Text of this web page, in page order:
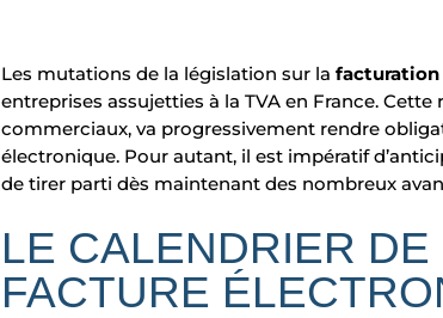
Les mutations de la législation sur la
entreprises assujetties à la TVA en France.
commerciaux, va progressivement rendre
électronique. Pour autant, il est impératif
de tirer parti dès maintenant des nombreux
LE CALENDRIER
FACTURE